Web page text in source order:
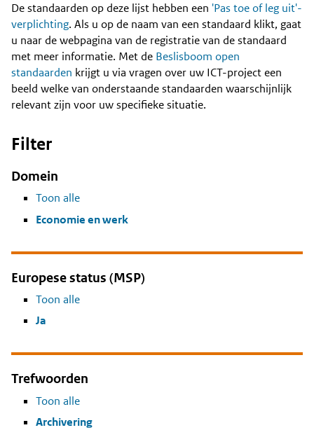
Content
De standaarden op deze lijst hebben een 'Pas toe of leg uit'-
verplichting. Als u op de naam van een standaard klikt, gaat
u naar de webpagina van de registratie van de standaard
met meer informatie. Met de Beslisboom open
standaarden krijgt u via vragen over uw ICT-project een
beeld welke van onderstaande standaarden waarschijnlijk
relevant zijn voor uw specifieke situatie.
Filter
Domein
Toon alle
Economie en werk
Europese status (MSP)
Toon alle
Ja
Trefwoorden
Toon alle
Archivering